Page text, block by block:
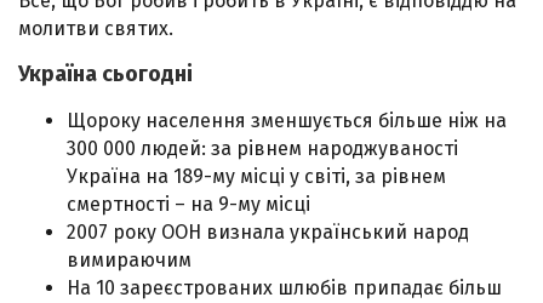
молитви святих.
Україна сьогодні
Щороку населення зменшується більше ніж на
300 000 людей: за рівнем народжуваності
Україна на 189-му місці у світі, за рівнем
смертності – на 9-му місці
2007 року ООН визнала український народ
вимираючим
На 10 зареєстрованих шлюбів припадає більш